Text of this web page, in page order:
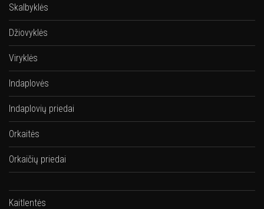
Skalbyklės
Džiovyklės
Viryklės
Indaplovės
Indaplovių priedai
Orkaitės
Orkaičių priedai
Kaitlentės